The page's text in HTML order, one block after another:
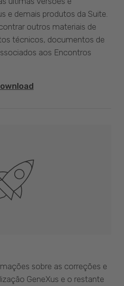
e demais produtos da Suite.
outros materiais de
técnicos, documentos de
aos Encontros
sobre as correções e
GeneXus e o restante